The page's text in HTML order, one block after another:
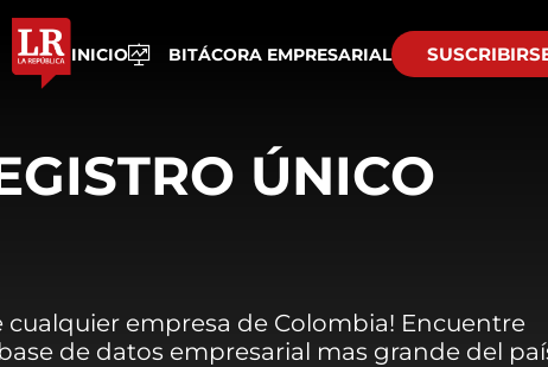
INICIO BITÁCORA EMPRESARIAL
ÚNICO
cualquier empresa de Colombia! Encuentre
de datos empresarial mas grande del